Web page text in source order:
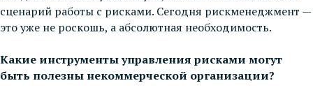
сценарий работы с рисками. Сегодня рискменеджмент —
это уже не роскошь, а абсолютная необходимость.
Какие инструменты управления рисками могут
быть полезны некоммерческой организации?